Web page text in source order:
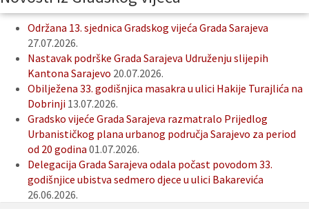
Održana 13. sjednica Gradskog vijeća Grada Sarajeva
27.07.2026.
Nastavak podrške Grada Sarajeva Udruženju slijepih
Kantona Sarajevo 20.07.2026.
Obilježena 33. godišnjica masakra u ulici Hakije Turajlića na
Dobrinji 13.07.2026.
Gradsko vijeće Grada Sarajeva razmatralo Prijedlog
Urbanističkog plana urbanog područja Sarajevo za period
od 20 godina 01.07.2026.
Delegacija Grada Sarajeva odala počast povodom 33.
godišnjice ubistva sedmero djece u ulici Bakarevića
26.06.2026.